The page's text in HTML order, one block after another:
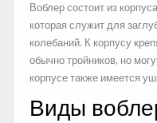
Воблер состоит из
которая служит для
колебаний. К корпусу
обычно тройников, но
корпусе также имеется
Виды